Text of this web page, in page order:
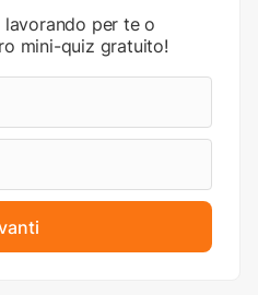
per te o
mini-quiz gratuito!